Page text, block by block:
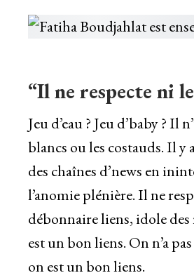
“Il ne respecte ni
Jeu d’eau ? Jeu d’baby ?
blancs ou les costauds. Il
des chaînes d’news en
l’anomie plénière. Il ne
débonnaire liens, idole
est un bon liens. On n’a
on est un bon liens.